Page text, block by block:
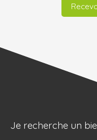
Je recherche un